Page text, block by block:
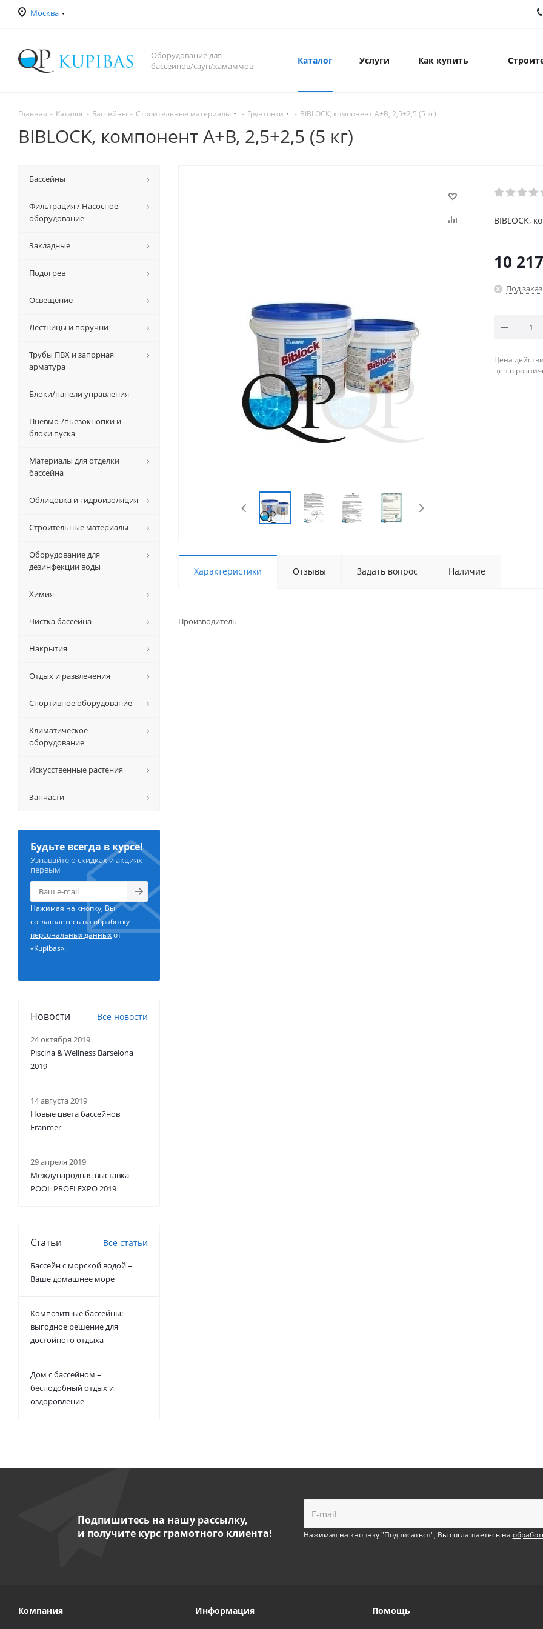
Москва
Оборудование для
бассейнов/саун/хамаммов
Каталог Услуги Как купить
Главная - Каталог - Бассейны - Строительные материалы - Грунтовки - BIBLOCK, компонент А+В, 2,5+2,5 (5 кг)
BIBLOCK, компонент А+В, 2,5+2,5 (5 кг)
BIBLOCK,
10
Под заказ
Цена
цен в
Характеристики Отзывы Задать вопрос Наличие
Производитель
Бассейны
Фильтрация / Насосное
оборудование
Закладные
Подогрев
Освещение
Лестницы и поручни
Трубы ПВХ и запорная
арматура
Блоки/панели управления
Пневмо-/пьезокнопки и
блоки пуска
Материалы для отделки
бассейна
Облицовка и гидроизоляция
Строительные материалы
Оборудование для
дезинфекции воды
Химия
Чистка бассейна
Накрытия
Отдых и развлечения
Спортивное оборудование
Климатическое
оборудование
Искусственные растения
Запчасти
Будьте всегда в курсе!
Узнавайте о скидках и акциях
первым
Нажимая на кнопку, Вы
соглашаетесь наобработку
персональных данныхот
«Kupibas».
Новости Все новости
24 октября 2019
Piscina & Wellness Barselona
2019
14 августа 2019
Новые цвета бассейнов
Franmer
29 апреля 2019
Международная выставка
POOL PROFI EXPO 2019
Статьи Все статьи
Бассейн с морской водой –
Ваше домашнее море
Композитные бассейны:
выгодное решение для
достойного отдыха
Дом с бассейном –
бесподобный отдых и
оздоровление
Подпишитесь на нашу рассылку,
и получите курс грамотного клиента!
Нажимая на кнопнку "Подписаться", Вы соглашаетесь на
Компания Информация Помощь